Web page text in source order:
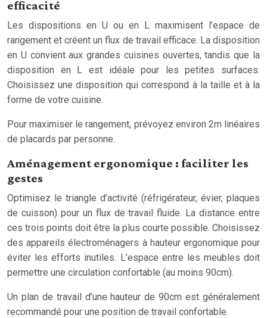
efficacité
Les dispositions en U ou en L maximisent l’espace de
rangement et créent un flux de travail efficace. La disposition
en U convient aux grandes cuisines ouvertes, tandis que la
disposition en L est idéale pour les petites surfaces.
Choisissez une disposition qui correspond à la taille et à la
forme de votre cuisine.
Pour maximiser le rangement, prévoyez environ 2m linéaires
de placards par personne.
Aménagement ergonomique : faciliter les
gestes
Optimisez le triangle d’activité (réfrigérateur, évier, plaques
de cuisson) pour un flux de travail fluide. La distance entre
ces trois points doit être la plus courte possible. Choisissez
des appareils électroménagers à hauteur ergonomique pour
éviter les efforts inutiles. L’espace entre les meubles doit
permettre une circulation confortable (au moins 90cm).
Un plan de travail d’une hauteur de 90cm est généralement
recommandé pour une position de travail confortable.